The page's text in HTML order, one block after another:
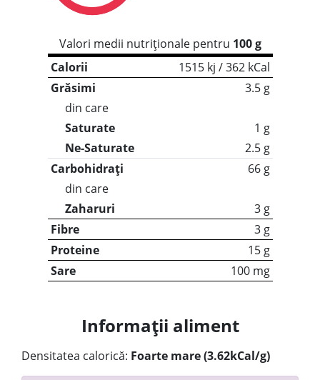
Valori medii nutriționale pentru 100 g
Calorii
1515 kj / 362 kCal
Grăsimi
3.5 g
din care
Saturate
1 g
Ne-Saturate
2.5 g
Carbohidrați
66 g
din care
Zaharuri
3 g
Fibre
3 g
Proteine
15 g
Sare
100 mg
Informații aliment
Densitatea calorică: Foarte mare (3.62kCal/g)